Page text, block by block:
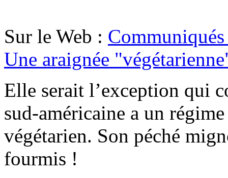
Sur le Web :
Une araignée
Elle serait l’exception qui
sud-américaine a un
végétarien. Son péché
fourmis !